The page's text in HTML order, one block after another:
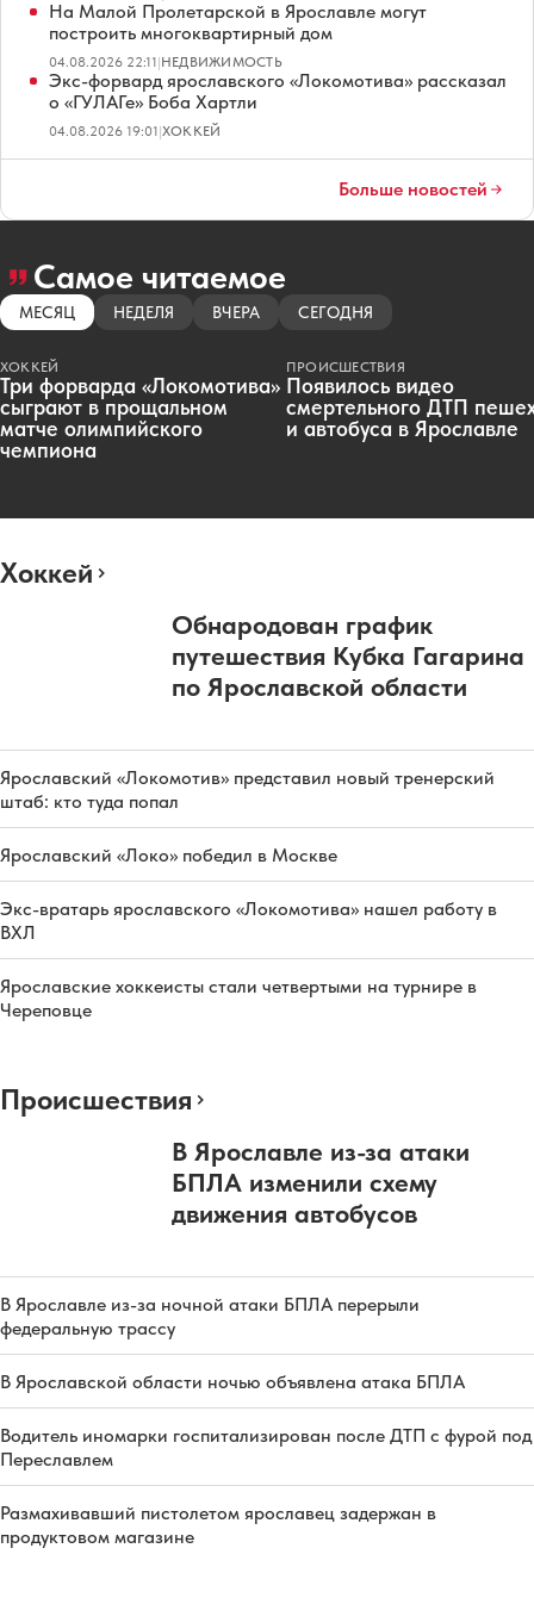
На Малой Пролетарской в Ярославле могут
построить многоквартирный дом
04.08.2026 22:11|НЕДВИЖИМОСТЬ
Экс-форвард ярославского «Локомотива» рассказал
о «ГУЛАГе» Боба Хартли
04.08.2026 19:01|ХОККЕЙ
Больше новостей
Самое читаемое
МЕСЯЦ НЕДЕЛЯ ВЧЕРА СЕГОДНЯ
ХОККЕЙ
Три форварда «Локомотива»
сыграют в прощальном
матче олимпийского
чемпиона
ПРОИСШЕСТВИЯ
Появилось видео
смертельного ДТП
и автобуса в Ярославле
Хоккей
Обнародован график
путешествия Кубка Гагарина
по Ярославской области
Ярославский «Локомотив» представил новый тренерский
штаб: кто туда попал
Ярославский «Локо» победил в Москве
Экс-вратарь ярославского «Локомотива» нашел работу в
ВХЛ
Ярославские хоккеисты стали четвертыми на турнире в
Череповце
Происшествия
В Ярославле из-за атаки
БПЛА изменили схему
движения автобусов
В Ярославле из-за ночной атаки БПЛА перерыли
федеральную трассу
В Ярославской области ночью объявлена атака БПЛА
Водитель иномарки госпитализирован после ДТП с фурой под
Переславлем
Размахивавший пистолетом ярославец задержан в
продуктовом магазине